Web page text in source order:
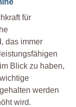
für
das immer
Blick zu haben,
werden
wird.